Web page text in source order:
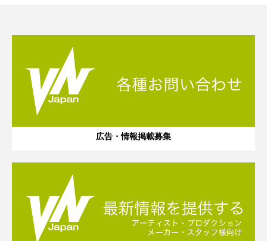
広告・情報掲載募集